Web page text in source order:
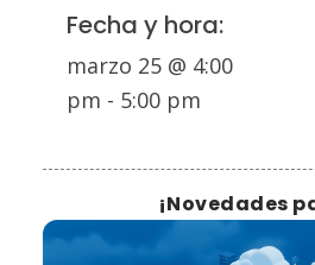
Fecha y hora:
marzo 25 @ 4:00
pm - 5:00 pm
¡Novedades